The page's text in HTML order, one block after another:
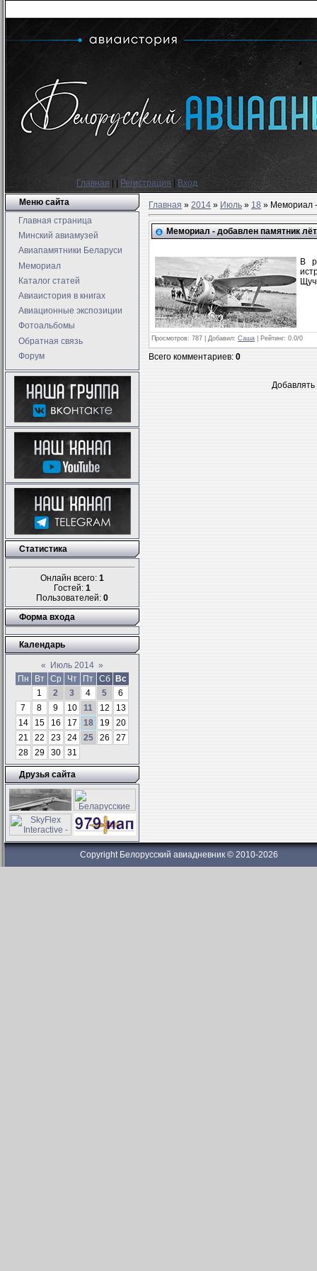
Главная Регистрация
Вход
Меню сайта
Главная страница
Минский авиамузей
Авиапамятники Беларуси
Мемориал
Каталог статей
Авиаистория в книгах
Авиационные экспозиции
Фотоальбомы
Обратная связь
Форум
Статистика
Онлайн всего: 1
Гостей: 1
Пользователей: 0
Форма входа
Календарь
« Июль 2014 »
Пн
Вт Ср Чт Пт Сб
Вс
1
2 3 4 5
6
7
8 9 10 11 12
13
14
15 16 17 18 19
20
21
22 23 24 25 26
27
28
29 30 31
Друзья сайта
Главная»2014 » Июль » 18» Мемориал -
Мемориал - добавлен памятник
В
Просмотров: 787 | Добавил: Саша Рейтинг: 0.0/0
Всего комментариев:0
Добавлять
Copyright Белорусский авиадневник © 2010-2026